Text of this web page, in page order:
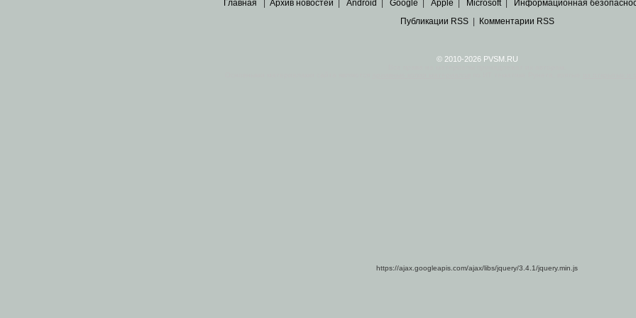
Главная Архив новостей Android Google Apple Microsoft| Информационная
Публикации RSS| Комментарии RSS
© 2010-2026 PVSM.RU
https://ajax.googleapis.com/ajax/libs/jquery/3.4.1/jquery.min.js